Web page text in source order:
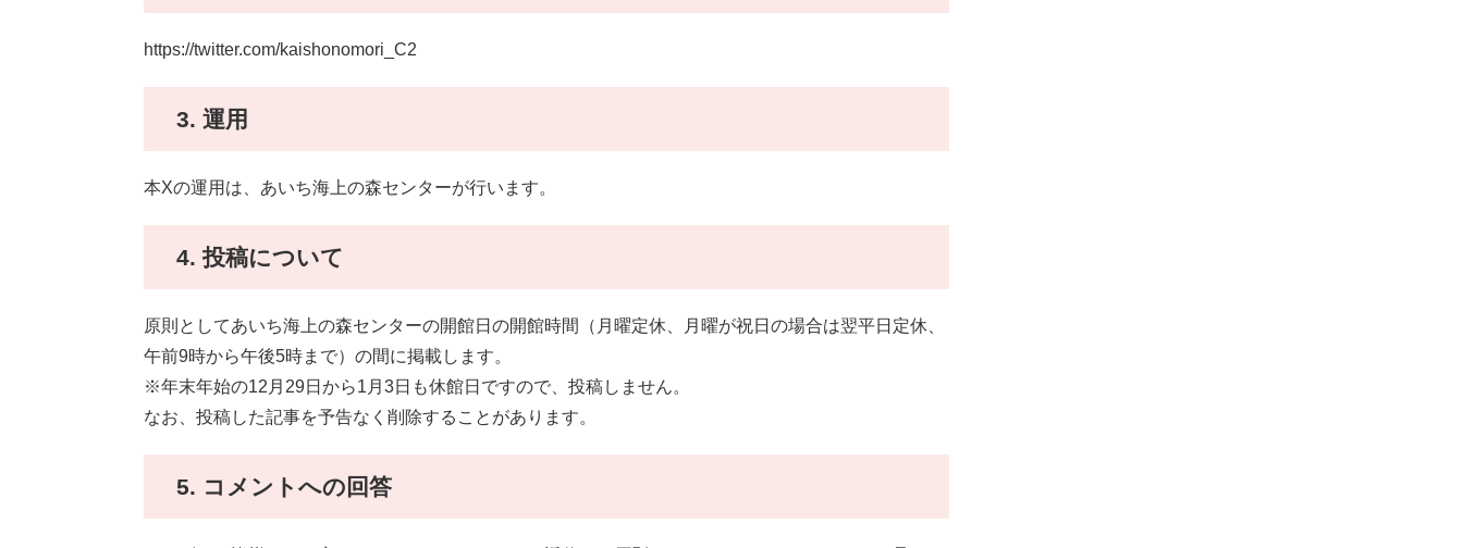
https://twitter.com/kaishonomori_C2
3. 運用
本Xの運用は、あいち海上の森センターが行います。
4. 投稿について
原則としてあいち海上の森センターの開館日の開館時間（月曜定休、月曜が祝日の場合は翌平日定休、
午前9時から午後5時まで）の間に掲載します。
※年末年始の12月29日から1月3日も休館日ですので、投稿しません。
なお、投稿した記事を予告なく削除することがあります。
5. コメントへの回答